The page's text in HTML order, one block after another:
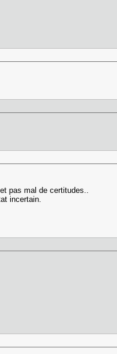
pas mal de certitudes..
incertain.